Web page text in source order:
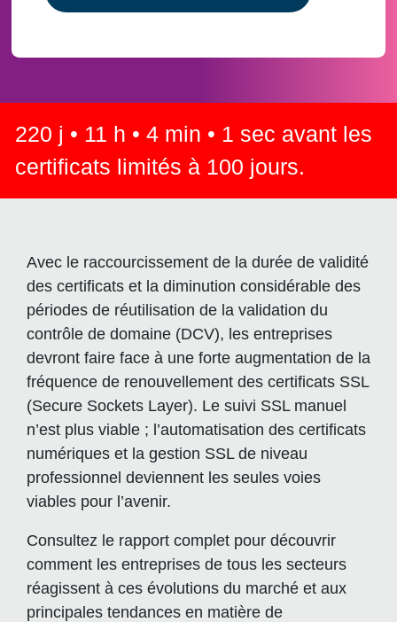
220 j • 11 h • 4 min • 1 sec avant les
certificats limités à 100 jours.
Avec le raccourcissement de la durée de validité
des certificats et la diminution considérable des
périodes de réutilisation de la validation du
contrôle de domaine (DCV), les entreprises
devront faire face à une forte augmentation de la
fréquence de renouvellement des certificats SSL
(Secure Sockets Layer). Le suivi SSL manuel
n’est plus viable ; l’automatisation des certificats
numériques et la gestion SSL de niveau
professionnel deviennent les seules voies
viables pour l’avenir.
Consultez le rapport complet pour découvrir
comment les entreprises de tous les secteurs
réagissent à ces évolutions du marché et aux
principales tendances en matière de